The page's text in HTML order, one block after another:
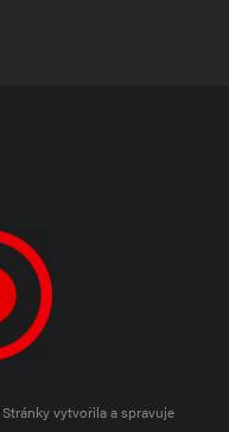
Stránky vytvořila a spravuje